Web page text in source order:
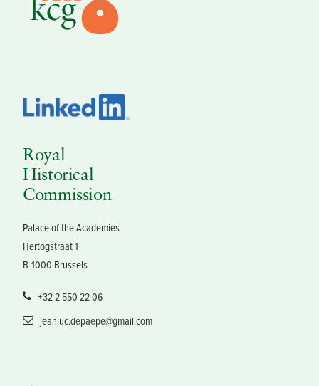
Royal
Historical
Commission
Palace of the Academies
Hertogstraat 1
B-1000 Brussels
+32 2 550 22 06
jeanluc.depaepe@gmail.com